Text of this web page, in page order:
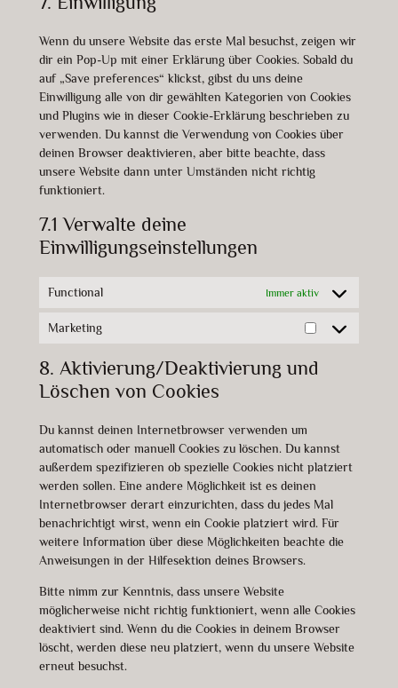
Wenn du unsere Website das erste Mal besuchst, zeigen wir
dir ein Pop-Up mit einer Erklärung über Cookies. Sobald du
auf „Save preferences“ klickst, gibst du uns deine
Einwilligung alle von dir gewählten Kategorien von Cookies
und Plugins wie in dieser Cookie-Erklärung beschrieben zu
verwenden. Du kannst die Verwendung von Cookies über
deinen Browser deaktivieren, aber bitte beachte, dass
unsere Website dann unter Umständen nicht richtig
funktioniert.
7.1 Verwalte deine
Einwilligungseinstellungen
Functional Immer aktiv
Marketing
Marketing
8. Aktivierung/Deaktivierung und
Löschen von Cookies
Du kannst deinen Internetbrowser verwenden um
automatisch oder manuell Cookies zu löschen. Du kannst
außerdem spezifizieren ob spezielle Cookies nicht platziert
werden sollen. Eine andere Möglichkeit ist es deinen
Internetbrowser derart einzurichten, dass du jedes Mal
benachrichtigt wirst, wenn ein Cookie platziert wird. Für
weitere Information über diese Möglichkeiten beachte die
Anweisungen in der Hilfesektion deines Browsers.
Bitte nimm zur Kenntnis, dass unsere Website
möglicherweise nicht richtig funktioniert, wenn alle Cookies
deaktiviert sind. Wenn du die Cookies in deinem Browser
löscht, werden diese neu platziert, wenn du unsere Website
erneut besuchst.